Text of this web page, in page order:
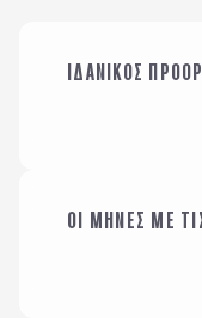
ΙΔΑΝΙΚΟΣ
ΟΙ ΜΗΝΕΣ ΜΕ
ΙΑΝΟΥΑΡΙΟΣ